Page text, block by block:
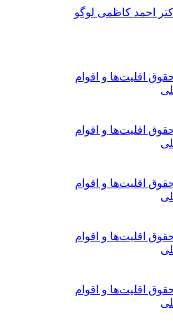
اقلیت‌ها و اقوام
اقلیت‌ها و اقوام
اقلیت‌ها و اقوام
اقلیت‌ها و اقوام
اقلیت‌ها و اقوام